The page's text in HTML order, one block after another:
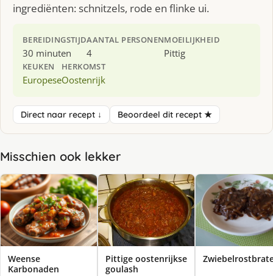
ingrediënten: schnitzels, rode en flinke ui.
BEREIDINGSTIJD
30 minuten
AANTAL PERSONEN
4
MOEILIJKHEID
Pittig
KEUKEN
Europese
HERKOMST
Oostenrijk
Direct naar recept ↓ Beoordeel dit recept ★
Misschien ook lekker
Weense
Karbonaden
Pittige oostenrijkse
goulash